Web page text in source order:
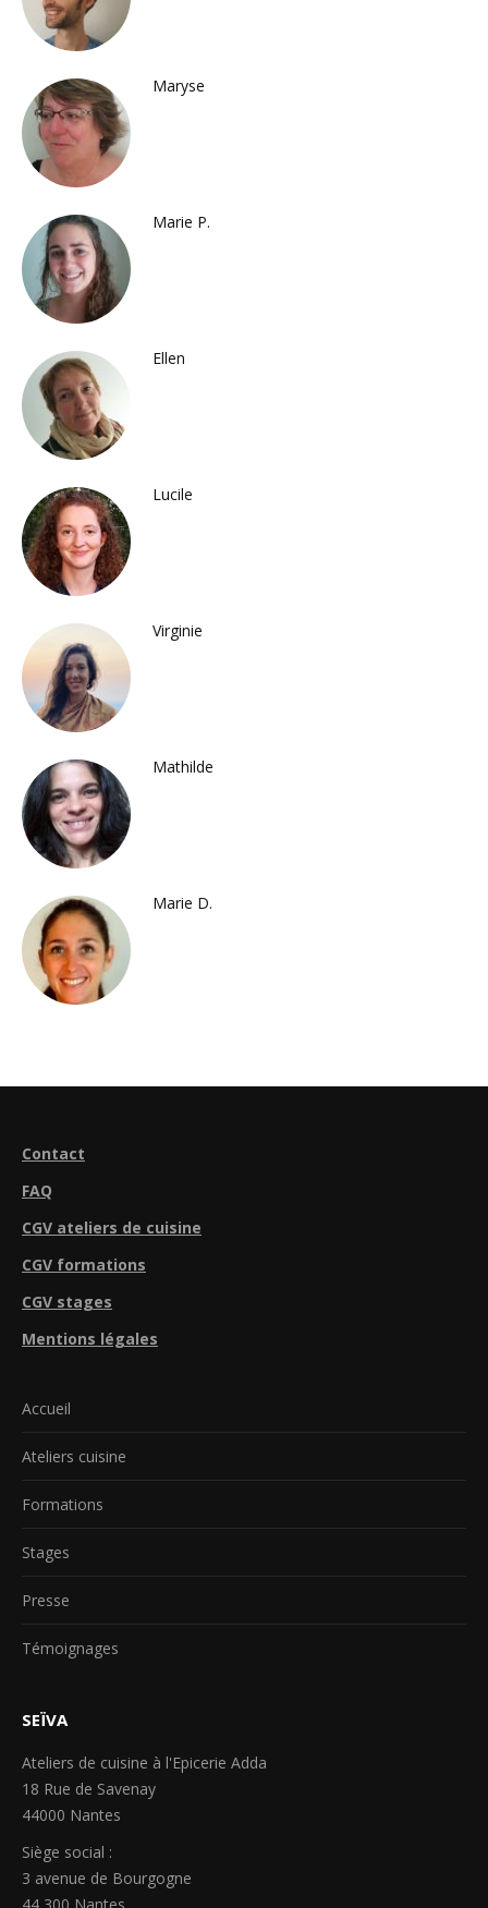
Maryse
Marie P.
Ellen
Lucile
Virginie
Mathilde
Marie D.
Contact
FAQ
CGV ateliers de cuisine
CGV formations
CGV stages
Mentions légales
Accueil
Ateliers cuisine
Formations
Stages
Presse
Témoignages
SEÏVA
Ateliers de cuisine à l'Epicerie Adda
18 Rue de Savenay
44000 Nantes
Siège social :
3 avenue de Bourgogne